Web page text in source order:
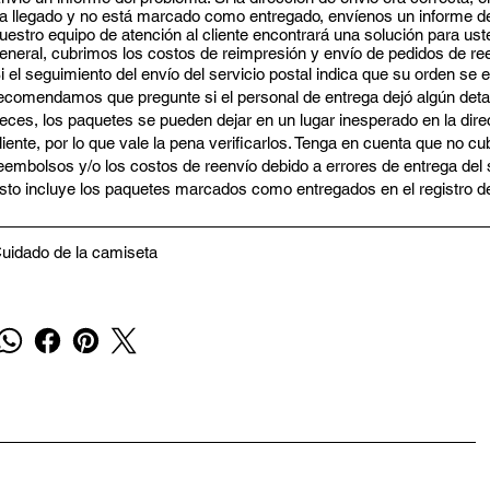
llegado y no está marcado como entregado, envíenos un informe
equipo de atención al cliente encontrará una solución para
cubrimos los costos de reimpresión y envío de pedidos de
el seguimiento del envío del servicio postal indica que su orden se
que pregunte si el personal de entrega dejó algún
los paquetes se pueden dejar en un lugar inesperado en la
por lo que vale la pena verificarlos. Tenga en cuenta que no
y/o los costos de reenvío debido a errores de entrega del
incluye los paquetes marcados como entregados en el registro
de la camiseta